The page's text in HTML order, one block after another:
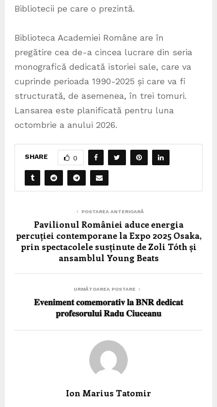
Bibliotecii pe care o prezintă.
Biblioteca Academiei Române are în
pregătire cea de-a cincea lucrare din seria
monografică dedicată istoriei sale, care va
cuprinde perioada 1990-2025 și care va fi
structurată, de asemenea, în trei tomuri.
Lansarea este planificată pentru luna
octombrie a anului 2026.
SHARE 0
POSTAREA ANTERIOARĂ
Pavilionul României aduce energia
percuției contemporane la Expo 2025 Osaka,
prin spectacolele susținute de Zoli Tóth și
ansamblul Young Beats
URMĂTOAREA POSTARE
𝐄𝐯𝐞𝐧𝐢𝐦𝐞𝐧𝐭 𝐜𝐨𝐦𝐞𝐦𝐨𝐫𝐚𝐭𝐢𝐯 𝐥𝐚 𝐁𝐍𝐑 𝐝𝐞𝐝𝐢𝐜𝐚𝐭
𝐩𝐫𝐨𝐟𝐞𝐬𝐨𝐫𝐮𝐥𝐮𝐢 𝐑𝐚𝐝𝐮 𝐂𝐢𝐮𝐜𝐞𝐚𝐧𝐮
Ion Marius Tatomir